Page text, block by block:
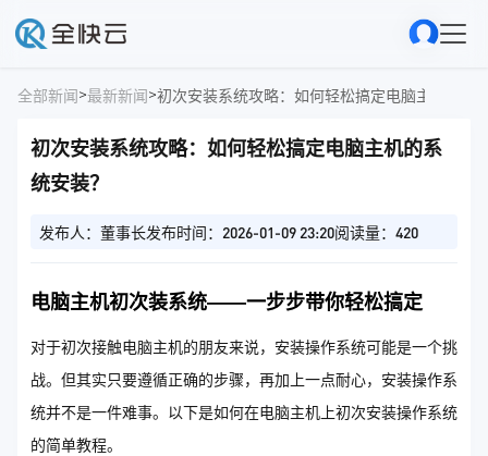
全部新闻>最新新闻>初次安装系统攻略：如何轻松搞定电脑主机的系
初次安装系统攻略：如何轻松搞定电脑主机的系
统安装？
发布人：董事长发布时间：2026-01-09 23:20阅读量：420
电脑主机初次装系统——一步步带你轻松搞定
对于初次接触电脑主机的朋友来说，安装操作系统可能是一个挑
战。但其实只要遵循正确的步骤，再加上一点耐心，安装操作系
统并不是一件难事。以下是如何在电脑主机上初次安装操作系统
的简单教程。